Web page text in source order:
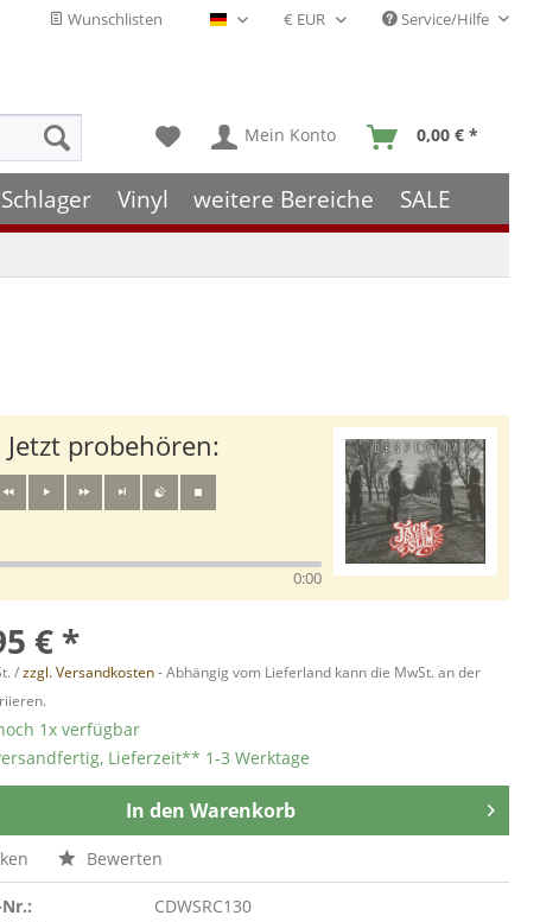
Wunschlisten Deutsch - DE Service/Hilfe
Mein Konto 0,00 € *
Schlager Vinyl weitere Bereiche SALE
Jetzt probehören:
0:00
€ *
/zzgl. Versandkosten- Abhängig vom Lieferland kann die MwSt. an der
1x verfügbar
Lieferzeit** 1-3 Werktage
In den Warenkorb
Bewerten
CDWSRC130